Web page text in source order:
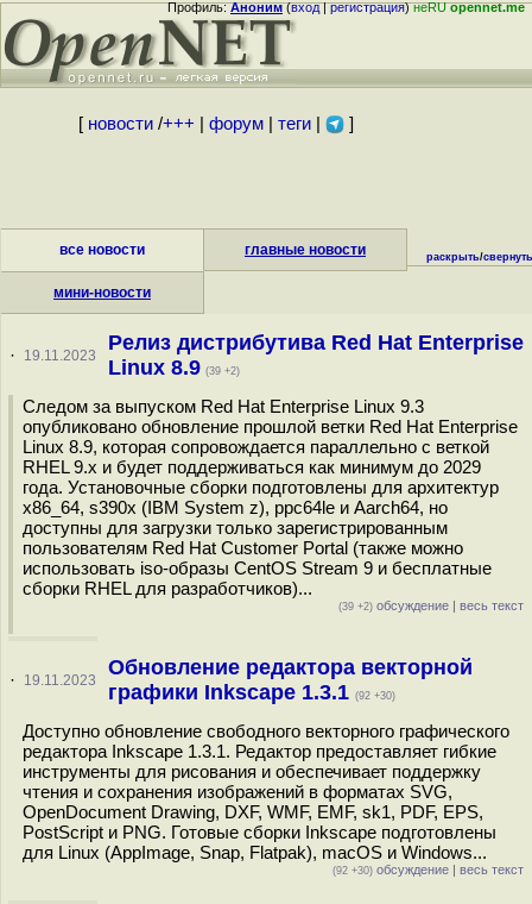
Профиль:Аноним(вход|регистрация)неRUopennet.me
[ новости/+++ форум| теги| ]
все новости главные новости
мини-новости
раскрыть/свернуть
· 19.11.2023
Релиз дистрибутива Red Hat Enterprise
Linux 8.9 (39 +2)
Следом за выпуском Red Hat Enterprise Linux 9.3
опубликовано обновление прошлой ветки Red Hat Enterprise
Linux 8.9, которая сопровождается параллельно с веткой
RHEL 9.x и будет поддерживаться как минимум до 2029
года. Установочные сборки подготовлены для архитектур
x86_64, s390x (IBM System z), ppc64le и Aarch64, но
доступны для загрузки только зарегистрированным
пользователям Red Hat Customer Portal (также можно
использовать iso-образы CentOS Stream 9 и бесплатные
сборки RHEL для разработчиков)...
(39 +2) обсуждение | весь текст
· 19.11.2023
Обновление редактора векторной
графики Inkscape 1.3.1 (92 +30)
Доступно обновление свободного векторного графического
редактора Inkscape 1.3.1. Редактор предоставляет гибкие
инструменты для рисования и обеспечивает поддержку
чтения и сохранения изображений в форматах SVG,
OpenDocument Drawing, DXF, WMF, EMF, sk1, PDF, EPS,
PostScript и PNG. Готовые сборки Inkscape подготовлены
для Linux (AppImage, Snap, Flatpak), macOS и Windows...
(92 +30) обсуждение | весь текст